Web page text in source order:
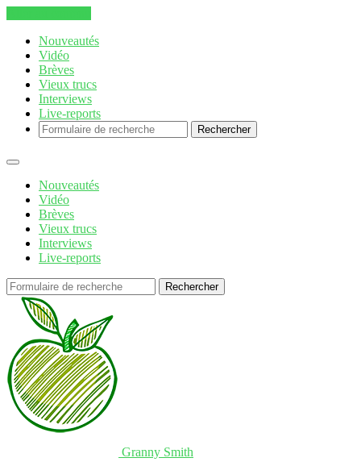
Nouveautés
Vidéo
Brèves
Vieux trucs
Interviews
Live-reports
Rechercher
Nouveautés
Vidéo
Brèves
Vieux trucs
Interviews
Live-reports
Rechercher
Granny Smith